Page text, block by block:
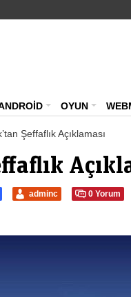
OYUN
Şeffaflık Açıklaması
adminc 0 Yorum